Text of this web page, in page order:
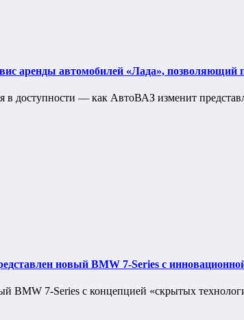
аренды автомобилей «Лада», позволяющий
в доступности — как АвтоВАЗ изменит
новый BMW 7-Series с
BMW 7-Series с концепцией «скрытых